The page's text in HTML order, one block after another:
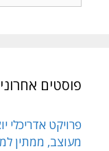
פוסטים
פרויקט אדריכלי
מעוצב, ממתין